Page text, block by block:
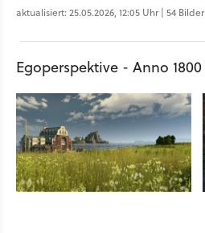
aktualisiert: 25.05.2026, 12:05 Uhr | 54 Bilder
Egoperspektive - Anno 1800